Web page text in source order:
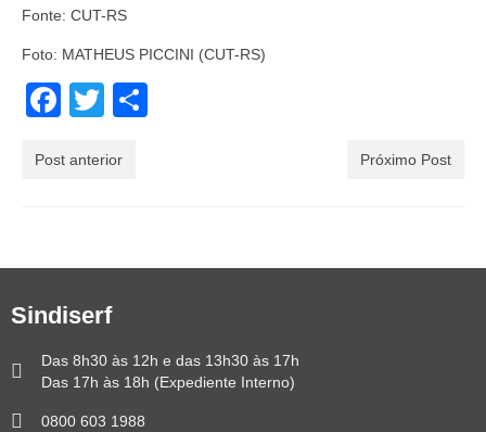
Fonte: CUT-RS
Foto: MATHEUS PICCINI (CUT-RS)
Facebook
Twitter
Post anterior Próximo Post
Sindiserf
Das 8h30 às 12h e das 13h30 às 17h
Das 17h às 18h (Expediente Interno)
0800 603 1988